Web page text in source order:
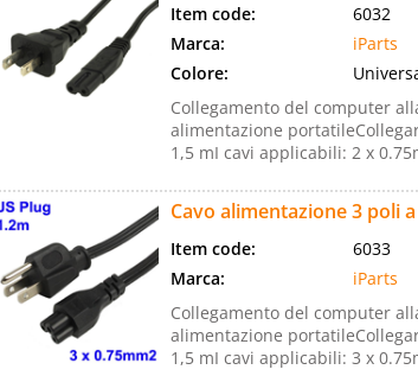
Item code:
6032
Marca:
iParts
Colore:
Collegamento del computer
alimentazione
1,5 mI cavi applicabili: 2 x
Cavo alimentazione 3 poli
Item code:
6033
Marca:
iParts
Collegamento del computer
alimentazione
1,5 mI cavi applicabili: 3 x